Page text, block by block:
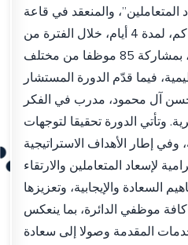
المتعاملين”، والمنعقد في قاعة
التدريب بمقر دائرة المحاكم، لمدة 4 أيام، خلال الفترة من
15-18 سبتمبر الحالي، بمشاركة 85 موظفا من مختلف
فيما قدّم الدورة المستشار
آل محمود، مدرب في الفكر
وتأتي الدورة تحقيقا لتوجهات
إطار الأهداف الاستراتيجية
لإسعاد المتعاملين والارتقاء
السعادة والإيجابية، وتعزيزها
موظفي الدائرة، بما ينعكس
المقدمة وصولا إلى سعادة